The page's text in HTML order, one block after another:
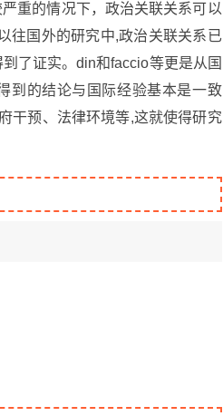
重的情况下，政治关联关系可以
往国外的研究中,政治关联关系已
了证实。din和faccio等更是从国
到的结论与国际经验基本是一致
干预、法律环境等,这就使得研究